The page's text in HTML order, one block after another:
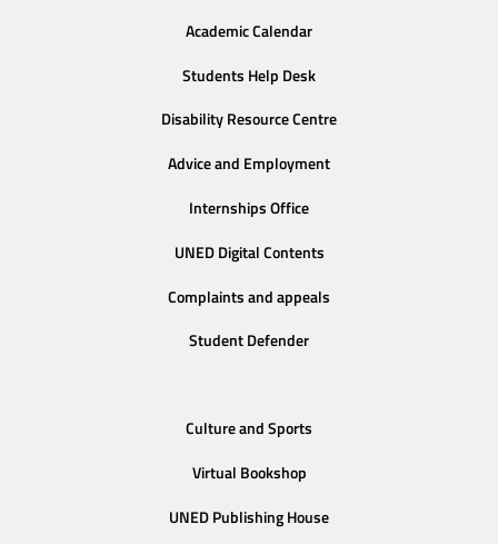
Academic Calendar
Students Help Desk
Disability Resource Centre
Advice and Employment
Internships Office
UNED Digital Contents
Complaints and appeals
Student Defender
Culture and Sports
Virtual Bookshop
UNED Publishing House